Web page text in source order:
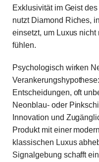
Exklusivität im Geist
nutzt Diamond Riches,
einsetzt, um Luxus
fühlen.
Psychologisch wirken
Entscheidungen, oft
Neonblau- oder
Innovation und
Produkt mit einer
klassischen Luxus
Signalgebung schafft